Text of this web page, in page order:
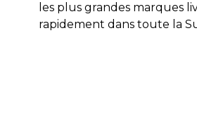
les plus grandes marques
rapidement dans toute la